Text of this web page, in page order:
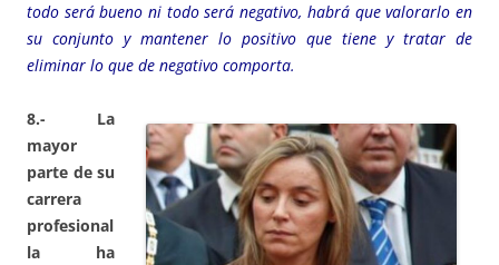
todo será bueno ni todo será negativo, habrá que valorarlo en
su conjunto y mantener lo positivo que tiene y tratar de
eliminar lo que de negativo comporta.
8.- La
mayor
parte de su
carrera
profesional
la ha